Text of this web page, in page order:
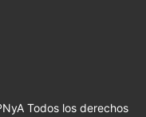
Todos los derechos